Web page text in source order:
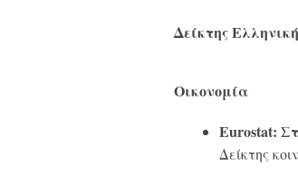
Δείκτης
Οικονομία
Eurostat:
Δείκτης